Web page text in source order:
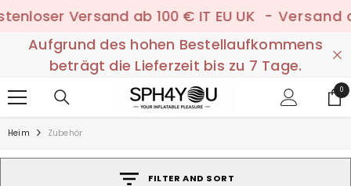
Versand ab 100 € IT EU UK - Versand an
Aufgrund des hohen Bestellaufkommens
beträgt die Lieferzeit bis zu 7 Tage.
00
Heim Zubehör
FILTER AND SORT